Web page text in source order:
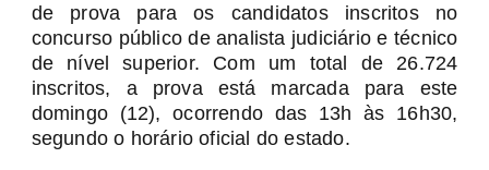
de prova para os candidatos inscritos no
concurso público de analista judiciário e técnico
de nível superior. Com um total de 26.724
inscritos, a prova está marcada para este
domingo (12), ocorrendo das 13h às 16h30,
segundo o horário oficial do estado.